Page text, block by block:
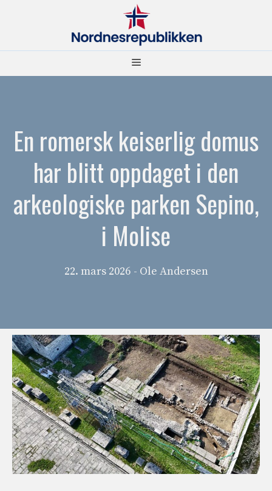
Meny
En romersk keiserlig domus
har blitt oppdaget i den
arkeologiske parken Sepino,
i Molise
22. mars 2026 - Ole Andersen